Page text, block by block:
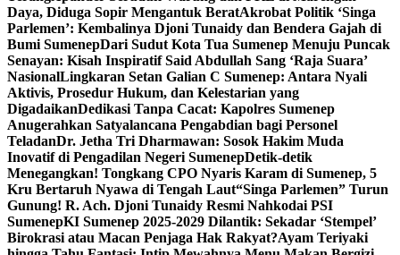
Daya, Diduga Sopir Mengantuk BeratAkrobat Politik ‘Singa
Parlemen’: Kembalinya Djoni Tunaidy dan Bendera Gajah di
Bumi SumenepDari Sudut Kota Tua Sumenep Menuju Puncak
Senayan: Kisah Inspiratif Said Abdullah Sang ‘Raja Suara’
NasionalLingkaran Setan Galian C Sumenep: Antara Nyali
Aktivis, Prosedur Hukum, dan Kelestarian yang
DigadaikanDedikasi Tanpa Cacat: Kapolres Sumenep
Anugerahkan Satyalancana Pengabdian bagi Personel
TeladanDr. Jetha Tri Dharmawan: Sosok Hakim Muda
Inovatif di Pengadilan Negeri SumenepDetik-detik
Menegangkan! Tongkang CPO Nyaris Karam di Sumenep, 5
Kru Bertaruh Nyawa di Tengah Laut“Singa Parlemen” Turun
Gunung! R. Ach. Djoni Tunaidy Resmi Nahkodai PSI
SumenepKI Sumenep 2025-2029 Dilantik: Sekadar ‘Stempel’
Birokrasi atau Macan Penjaga Hak Rakyat?Ayam Teriyaki